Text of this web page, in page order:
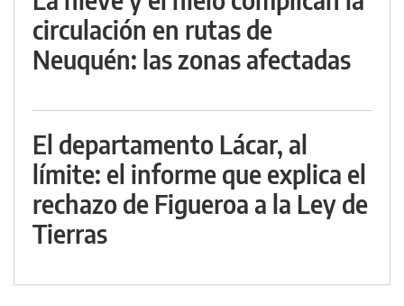
circulación en rutas de
Neuquén: las zonas afectadas
El departamento Lácar, al
límite: el informe que explica el
rechazo de Figueroa a la Ley de
Tierras